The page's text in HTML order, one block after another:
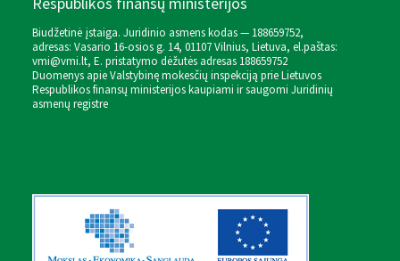
Biudžetinė įstaiga. Juridinio asmens kodas — 188659752,
adresas: Vasario 16-osios g. 14, 01107 Vilnius, Lietuva, el.paštas:
vmi@vmi.lt, E. pristatymo dėžutės adresas 188659752
Duomenys apie Valstybinę mokesčių inspekciją prie Lietuvos
Respublikos finansų ministerijos kaupiami ir saugomi Juridinių
asmenų registre